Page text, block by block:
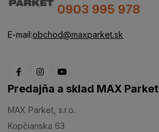
0903 995 978
E-mail:obchod@maxparket.sk
Predajňa a sklad MAX Parket
MAX Parket, s.r.o.
Kopčianska 63